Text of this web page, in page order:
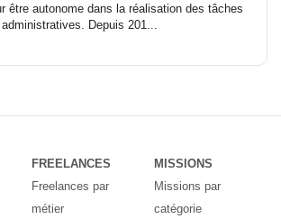
être autonome dans la réalisation des tâches
administratives. Depuis 201...
FREELANCES
Freelances par
métier
MISSIONS
Missions par
catégorie